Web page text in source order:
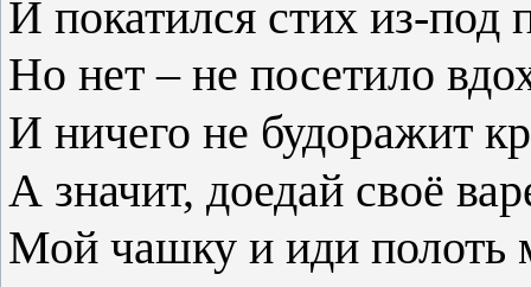
И покатился стих из-под
Но нет – не посетило
И ничего не будоражит
А значит, доедай своё
Мой чашку и иди полоть